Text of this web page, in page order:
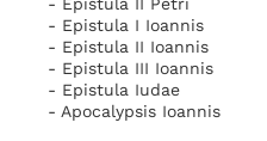
- Epistula II Petri
- Epistula I Ioannis
- Epistula II Ioannis
- Epistula III Ioannis
- Epistula Iudae
- Apocalypsis Ioannis
qui promiserat;
propter quod et ab
emortuo, tamquam
et sicut arena, quae